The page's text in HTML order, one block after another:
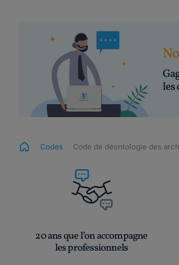
les
Codes Code de déontologie des
20 ans que l’on accompagne
les professionnels